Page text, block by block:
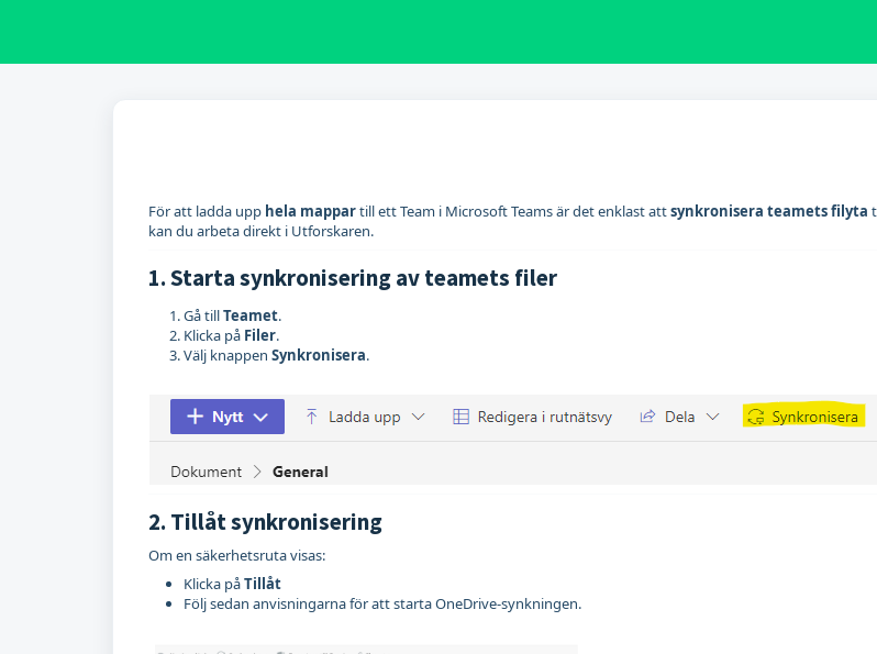
För att ladda upp hela mappartill ett Team i Microsoft Teams är det enklast attsynkronisera teamets filyta
kan du arbeta direkt i Utforskaren.
1. Starta synkronisering av teamets filer
Gå tillTeamet.
Klicka på Filer.
Välj knappen Synkronisera.
2. Tillåt synkronisering
Om en säkerhetsruta visas:
Klicka påTillåt
Följ sedan anvisningarna för att starta OneDrive‑synkningen.